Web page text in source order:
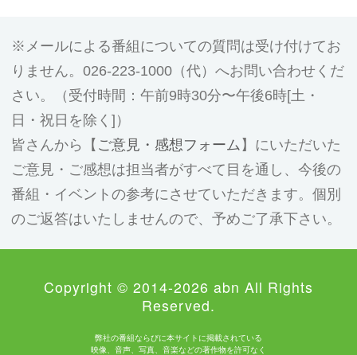
メールによる番組についての質問は受け付けてお
りません。026-223-1000（代）へお問い合わせくだ
さい。（受付時間：午前9時30分〜午後6時[土・
日・祝日を除く]）
皆さんから【 ご意見・感想フォーム 】にいただいた
ご意見・ご感想は担当者がすべて目を通し、今後の
番組・イベントの参考にさせていただきます。個別
のご返答はいたしませんので、予めご了承下さい。
Copyright © 2014-2026 abn All Rights
Reserved.
弊社の番組ならびに本サイトに掲載されている
映像、音声、写真、音楽などの著作物を許可なく